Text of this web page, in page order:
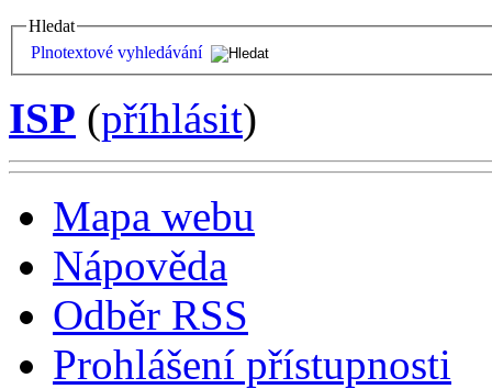
Hledat
Plnotextové vyhledávání
ISP (příhlásit)
Mapa webu
Nápověda
Odběr RSS
Prohlášení přístupnosti